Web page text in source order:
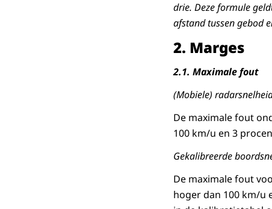
drie. Deze formule
afstand tussen gebod
2. Marges
2.1. Maximale fout
(Mobiele)
De maximale fout
100 km/u en 3
Gekalibreerde
De maximale fout
hoger dan 100 km/u